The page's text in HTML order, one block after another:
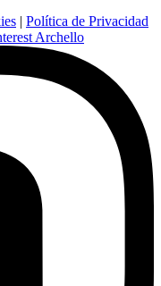
| Política de Privacidad
Archello